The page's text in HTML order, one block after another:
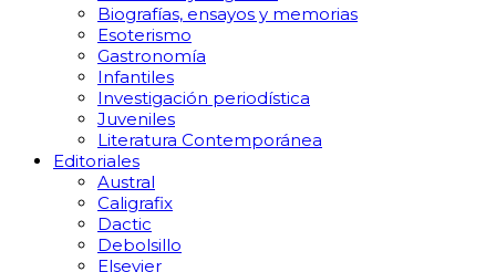
Biografías, ensayos y memorias
Esoterismo
Gastronomía
Infantiles
Investigación periodística
Juveniles
Literatura Contemporánea
Editoriales
Austral
Caligrafix
Dactic
Debolsillo
Elsevier